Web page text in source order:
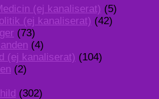
(ej kanaliserat) (5)
(ej kanaliserat) (42)
(73)
(4)
(ej kanaliserat) (104)
(2)
(302)